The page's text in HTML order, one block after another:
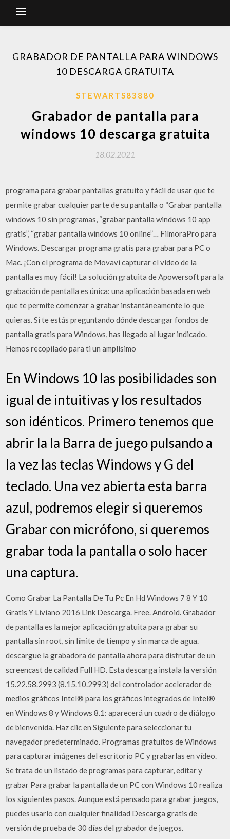
GRABADOR DE PANTALLA PARA WINDOWS
10 DESCARGA GRATUITA
STEWARTS83880
Grabador de pantalla para
windows 10 descarga gratuita
18.02.2021
programa para grabar pantallas gratuito y fácil de usar que te
permite grabar cualquier parte de su pantalla o “Grabar pantalla
windows 10 sin programas, “grabar pantalla windows 10 app
gratis”, “grabar pantalla windows 10 online”… FilmoraPro para
Windows. Descargar programa gratis para grabar para PC o
Mac. ¡Con el programa de Movavi capturar el vídeo de la
pantalla es muy fácil! La solución gratuita de Apowersoft para la
grabación de pantalla es única: una aplicación basada en web
que te permite comenzar a grabar instantáneamente lo que
quieras. Si te estás preguntando dónde descargar fondos de
pantalla gratis para Windows, has llegado al lugar indicado.
Hemos recopilado para ti un amplísimo
En Windows 10 las posibilidades son
igual de intuitivas y los resultados
son idénticos. Primero tenemos que
abrir la la Barra de juego pulsando a
la vez las teclas Windows y G del
teclado. Una vez abierta esta barra
azul, podremos elegir si queremos
Grabar con micrófono, si queremos
grabar toda la pantalla o solo hacer
una captura.
Como Grabar La Pantalla De Tu Pc En Hd Windows 7 8 Y 10
Gratis Y Liviano 2016 Link Descarga. Free. Android. Grabador
de pantalla es la mejor aplicación gratuita para grabar su
pantalla sin root, sin límite de tiempo y sin marca de agua.
descargue la grabadora de pantalla ahora para disfrutar de un
screencast de calidad Full HD. Esta descarga instala la versión
15.22.58.2993 (8.15.10.2993) del controlador acelerador de
medios gráficos Intel® para los gráficos integrados de Intel®
en Windows 8 y Windows 8.1: aparecerá un cuadro de diálogo
de bienvenida. Haz clic en Siguiente para seleccionar tu
navegador predeterminado. Programas gratuitos de Windows
para capturar imágenes del escritorio PC y grabarlas en vídeo.
Se trata de un listado de programas para capturar, editar y
grabar Para grabar la pantalla de un PC con Windows 10 realiza
los siguientes pasos. Aunque está pensado para grabar juegos,
puedes usarlo con cualquier finalidad Descarga gratis de
versión de prueba de 30 días del grabador de juegos.